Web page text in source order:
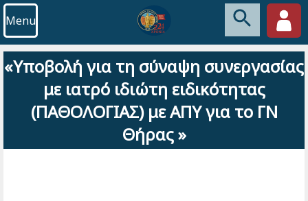
Menu
«Υποβολή για τη σύναψη συνεργασίας
με ιατρό ιδιώτη ειδικότητας
(ΠΑΘΟΛΟΓΙΑΣ) με ΑΠΥ για το ΓΝ
Θήρας »